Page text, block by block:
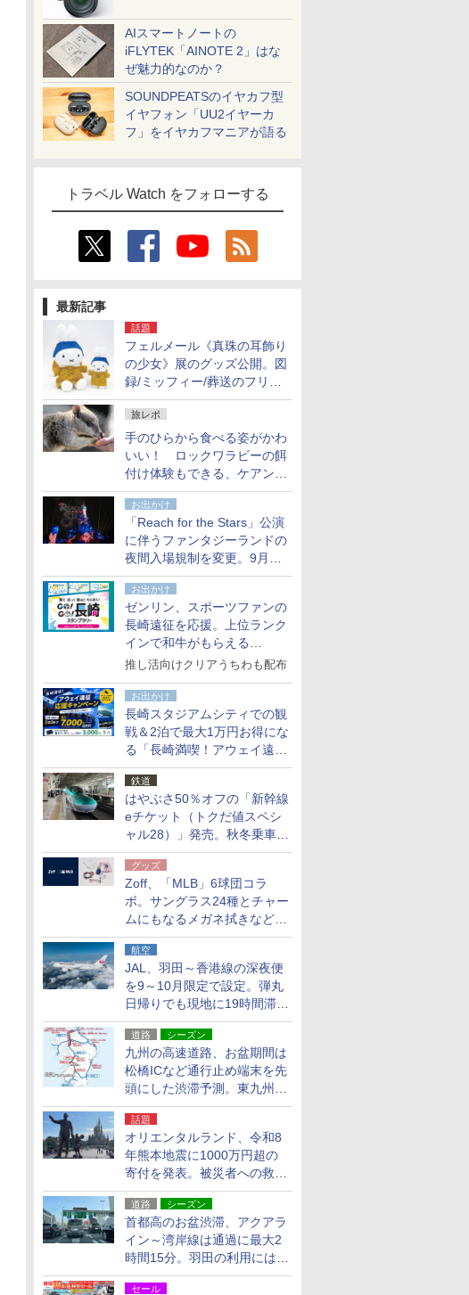
AIスマートノートの
iFLYTEK「AINOTE 2」はな
ぜ魅力的なのか？
SOUNDPEATSのイヤカフ型
イヤフォン「UU2イヤーカ
フ」をイヤカフマニアが語る
トラベル Watch をフォローする
最新記事
話題
フェルメール《真珠の耳飾り
の少女》展のグッズ公開。図
録/ミッフィー/葬送のフリー
レンほか、注目ブランドコラ
ボが実現
旅レポ
手のひらから食べる姿がかわ
いい！ ロックワラビーの餌
付け体験もできる、ケアンズ
でアサートン高原の日本語ガ
イド付きツアーに参加してみ
た
お出かけ
「Reach for the Stars」公演
に伴うファンタジーランドの
夜間入場規制を変更。9月か
ら18時50分～20時ごろに
お出かけ
ゼンリン、スポーツファンの
長崎遠征を応援。上位ランク
インで和牛がもらえる
「GO！GO！長崎スタンプラ
推し活向けクリアうちわも配布
お出かけ
長崎スタジアムシティでの観
戦＆2泊で最大1万円お得にな
る「長崎満喫！アウェイ遠征
応援キャンペーン」
鉄道
はやぶさ50％オフの「新幹線
eチケット（トクだ値スペシ
ャル28）」発売。秋冬乗車
分、えきねっと限定
グッズ
Zoff、「MLB」6球団コラ
ボ。サングラス24種とチャー
ムにもなるメガネ拭きなど雑
貨24種
航空
JAL、羽田～香港線の深夜便
を9～10月限定で設定。弾丸
日帰りでも現地に19時間滞在
できる
道路 シーズン
九州の高速道路、お盆期間は
松橋ICなど通行止め端末を先
頭にした渋滞予測。東九州道
への迂回は料金調整を実施
話題
オリエンタルランド、令和8
年熊本地震に1000万円超の
寄付を発表。被災者への救援
活動・復旧支援
道路 シーズン
首都高のお盆渋滞、アクアラ
イン～湾岸線は通過に最大2
時間15分。羽田の利用には
「空港西出口」の利用検討を
セール